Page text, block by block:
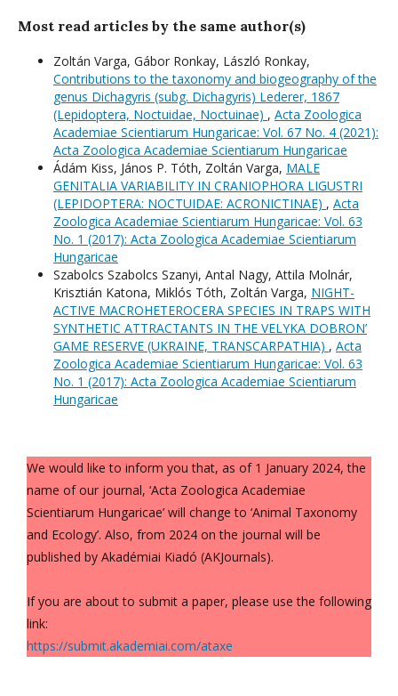
Most read articles by the same author(s)
Zoltán Varga, Gábor Ronkay, László Ronkay,
Contributions to the taxonomy and biogeography of the
genus Dichagyris (subg. Dichagyris) Lederer, 1867
(Lepidoptera, Noctuidae, Noctuinae) , Acta Zoologica
Academiae Scientiarum Hungaricae: Vol. 67 No. 4 (2021):
Acta Zoologica Academiae Scientiarum Hungaricae
Ádám Kiss, János P. Tóth, Zoltán Varga, MALE
GENITALIA VARIABILITY IN CRANIOPHORA LIGUSTRI
(LEPIDOPTERA: NOCTUIDAE: ACRONICTINAE) , Acta
Zoologica Academiae Scientiarum Hungaricae: Vol. 63
No. 1 (2017): Acta Zoologica Academiae Scientiarum
Hungaricae
Szabolcs Szabolcs Szanyi, Antal Nagy, Attila Molnár,
Krisztián Katona, Miklós Tóth, Zoltán Varga, NIGHT-
ACTIVE MACROHETEROCERA SPECIES IN TRAPS WITH
SYNTHETIC ATTRACTANTS IN THE VELYKA DOBRON’
GAME RESERVE (UKRAINE, TRANSCARPATHIA) , Acta
Zoologica Academiae Scientiarum Hungaricae: Vol. 63
No. 1 (2017): Acta Zoologica Academiae Scientiarum
Hungaricae
We would like to inform you that, as of 1 January 2024, the
name of our journal, ‘Acta Zoologica Academiae
Scientiarum Hungaricae’ will change to ‘Animal Taxonomy
and Ecology’. Also, from 2024 on the journal will be
published by Akadémiai Kiadó (AKJournals).
If you are about to submit a paper, please use the following
link:
https://submit.akademiai.com/ataxe